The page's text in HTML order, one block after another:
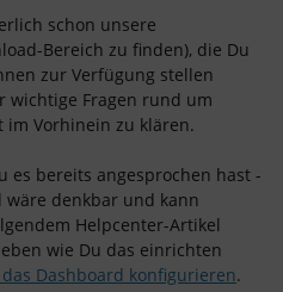
schon unsere
Bereich zu finden), die Du
zur Verfügung stellen
wichtige Fragen rund um
im Vorhinein zu klären.
es bereits angesprochen hast -
wäre denkbar und kann
Helpcenter-Artikel
wie Du das einrichten
Dashboard konfigurieren.